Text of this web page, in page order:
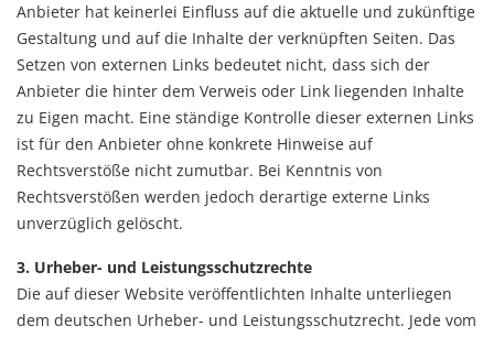
Anbieter hat keinerlei Einfluss auf die aktuelle und zukünftige
Gestaltung und auf die Inhalte der verknüpften Seiten. Das
Setzen von externen Links bedeutet nicht, dass sich der
Anbieter die hinter dem Verweis oder Link liegenden Inhalte
zu Eigen macht. Eine ständige Kontrolle dieser externen Links
ist für den Anbieter ohne konkrete Hinweise auf
Rechtsverstöße nicht zumutbar. Bei Kenntnis von
Rechtsverstößen werden jedoch derartige externe Links
unverzüglich gelöscht.
3. Urheber- und Leistungsschutzrechte
Die auf dieser Website veröffentlichten Inhalte unterliegen
dem deutschen Urheber- und Leistungsschutzrecht. Jede vom